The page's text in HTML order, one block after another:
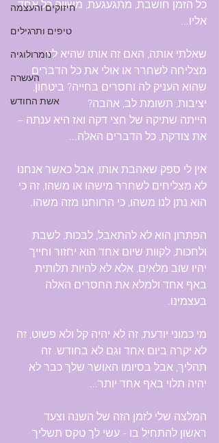
חיזוקים והעצמה
טיפים ותרגילים
נומרולוגיה
העשרה
אשת החודש
כל הזמן חושבת, מתגעגעת, משווה כל אחד
אליו...
שאלתי אותה, האם זה אותו שהיא לא
מצליחה לשחרר או אולי את כל הדברים
שהוא העניק לה וחסרים בחייה? ביטחון,
יציבות, תשומת לב, אהבה?
הייתה שתיקה של חצי דקה ואז היא ענתה –
את צודקת, כל הדברים האלה...
אין לי ספק שאהבת אותו, אבל כאשר אנחנו
לא מצליחים לשחרר מישהו או משהו, זה כי
הוא נתן לנו משהו, כי הרווחנו מזה משהו.
הפתרון הוא לא להתאבל, לבכות, לשבת
ולחכות, לקוות שיום אחד הוא יחזור וחייך
יהיו שוב מלאים, אלא לא להיות תלותית
באף אחד ולמלא את החסרים האלה
בעצמינו.
מי כמוני יודעת, זה לא יהיה קל ולא פשוט, זה
לא יקרה ביום אחד וגם לא בחודש. זה
תהליך, אבל בסיומו האושר שלך כבר לא
יהיה תלוי באף אחד יותר...
המלצה שלי לזמן הזה של השנה וצעד
ראשון להתחיל בו - עשי לך טקס תשליך